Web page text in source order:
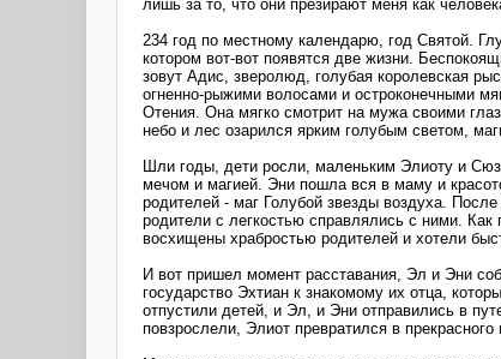
лишь за то, что они презирают меня как
234 год по местному календарю, год Святой.
котором вот-вот появятся две жизни.
зовут Адис, зверолюд, голубая королевская
огненно-рыжими волосами и остроконечными
Отения. Она мягко смотрит на мужа своими
небо и лес озарился ярким голубым светом,
Шли годы, дети росли, маленьким Элиоту и
мечом и магией. Эни пошла вся в маму и
родителей - маг Голубой звезды воздуха.
родители с легкостью справлялись с ними.
восхищены храбростью родителей и хотели
И вот пришел момент расставания, Эл и Эни
государство Эхтиан к знакомому их отца,
отпустили детей, и Эл, и Эни отправились в
повзрослели, Элиот превратился в